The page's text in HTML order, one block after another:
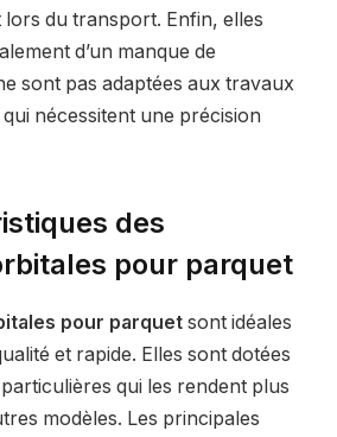
lors du transport. Enfin, elles
d’un manque de
sont pas adaptées aux travaux
nécessitent une précision
des
pour parquet
pour parquet sont idéales
et rapide. Elles sont dotées
qui les rendent plus
modèles. Les principales